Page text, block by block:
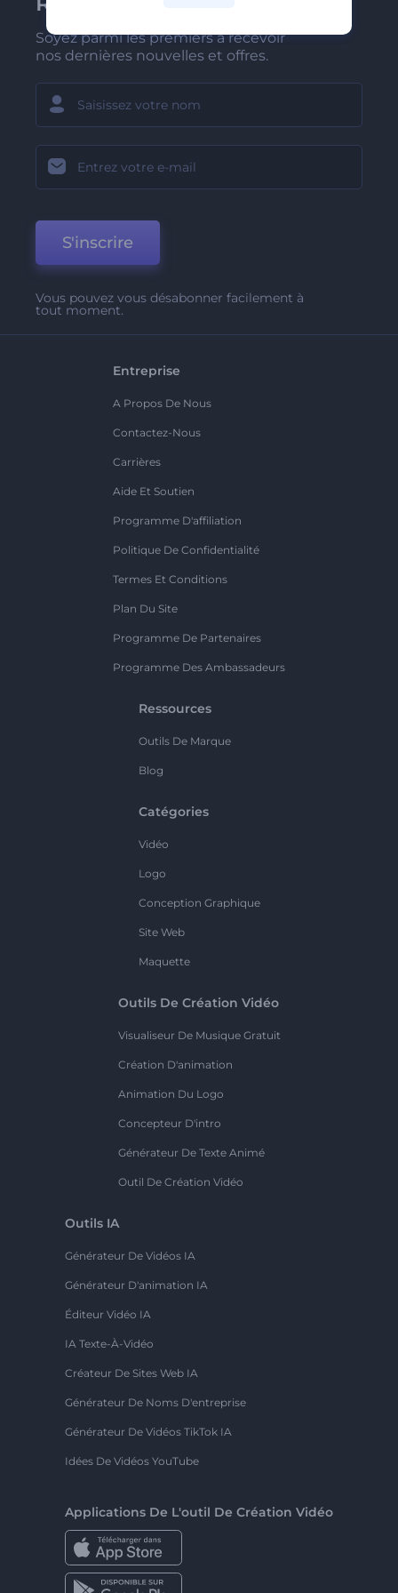
Soyez parmi les premiers à recevoir
nos dernières nouvelles et offres.
S'inscrire
Vous pouvez vous désabonner facilement à
tout moment.
Entreprise
A Propos De Nous
Contactez-Nous
Carrières
Aide Et Soutien
Programme D'affiliation
Politique De Confidentialité
Termes Et Conditions
Plan Du Site
Programme De Partenaires
Programme Des Ambassadeurs
Ressources
Outils De Marque
Blog
Catégories
Vidéo
Logo
Conception Graphique
Site Web
Maquette
Outils De Création Vidéo
Visualiseur De Musique Gratuit
Création D'animation
Animation Du Logo
Concepteur D'intro
Générateur De Texte Animé
Outil De Création Vidéo
Outils IA
Générateur De Vidéos IA
Générateur D'animation IA
Éditeur Vidéo IA
IA Texte-À-Vidéo
Créateur De Sites Web IA
Générateur De Noms D'entreprise
Générateur De Vidéos TikTok IA
Idées De Vidéos YouTube
Applications De L'outil De Création Vidéo